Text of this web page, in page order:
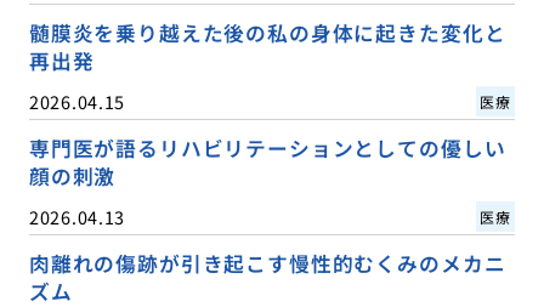
髄膜炎を乗り越えた後の私の身体に起きた変化と
再出発
2026.04.15 医療
専門医が語るリハビリテーションとしての優しい
顔の刺激
2026.04.13 医療
肉離れの傷跡が引き起こす慢性的むくみのメカニ
ズム